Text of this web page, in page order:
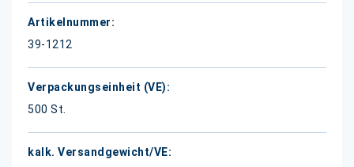
39-1212
500 St.